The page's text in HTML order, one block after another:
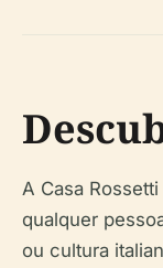
A Casa
qualquer
ou cultura